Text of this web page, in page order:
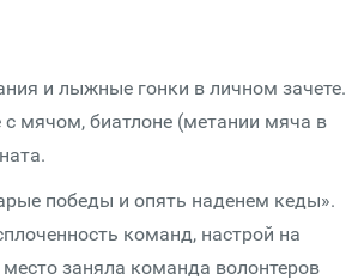
и лыжные гонки в личном зачете.
с мячом, биатлоне (метании мяча в
победы и опять наденем кеды».
команд, настрой на
заняла команда волонтеров